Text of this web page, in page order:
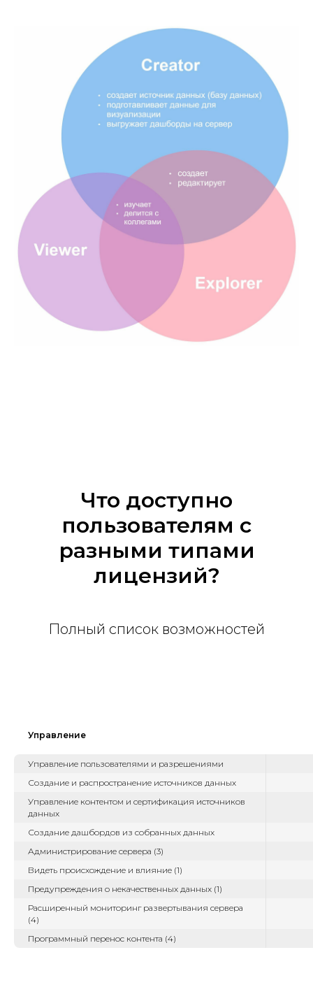
Что доступно
пользователям с
разными типами
лицензий?
Полный список возможностей
Управление
Управление пользователями и разрешениями
Создание и распространение источников данных
Управление контентом и сертификация источников
данных
Создание дашбордов из собранных данных
Администрирование сервера (3)
Видеть происхождение и влияние (1)
Предупреждения о некачественных данных (1)
Расширенный мониторинг развертывания сервера
(4)
Программный перенос контента (4)